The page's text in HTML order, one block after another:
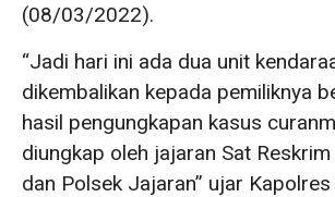
(08/03/2022).
“Jadi hari ini ada dua unit
dikembalikan kepada pemiliknya
hasil pengungkapan kasus
diungkap oleh jajaran Sat
dan Polsek Jajaran” ujar Kapolres